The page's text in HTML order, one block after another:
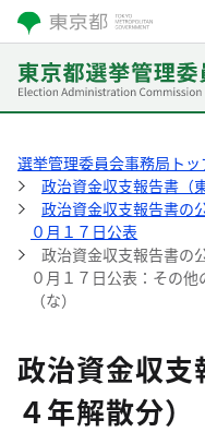
選挙管理委員会事務局トッ
政治資金収支報告書（
政治資金収支報告書の
０月１７日公表
政治資金収支報告書の
０月１７日公表：その他
（な）
政治資金収支
４年解散分